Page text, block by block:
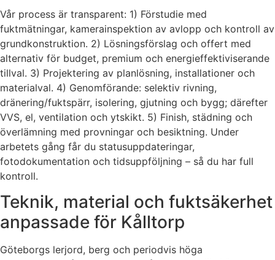
Vår process är transparent: 1) Förstudie med
fuktmätningar, kamerainspektion av avlopp och kontroll av
grundkonstruktion. 2) Lösningsförslag och offert med
alternativ för budget, premium och energieffektiviserande
tillval. 3) Projektering av planlösning, installationer och
materialval. 4) Genomförande: selektiv rivning,
dränering/fuktspärr, isolering, gjutning och bygg; därefter
VVS, el, ventilation och ytskikt. 5) Finish, städning och
överlämning med provningar och besiktning. Under
arbetets gång får du statusuppdateringar,
fotodokumentation och tidsuppföljning – så du har full
kontroll.
Teknik, material och fuktsäkerhet
anpassade för Kålltorp
Göteborgs lerjord, berg och periodvis höga